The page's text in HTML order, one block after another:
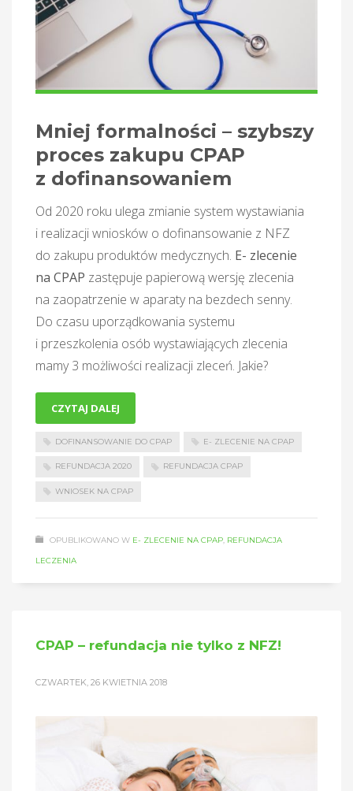
Mniej formalności – szybszy
proces zakupu CPAP
z dofinansowaniem
Od 2020 roku ulega zmianie system wystawiania
i realizacji wniosków o dofinansowanie z NFZ
do zakupu produktów medycznych. E- zlecenie
na CPAP zastępuje papierową wersję zlecenia
na zaopatrzenie w aparaty na bezdech senny.
Do czasu uporządkowania systemu
i przeszkolenia osób wystawiających zlecenia
mamy 3 możliwości realizacji zleceń. Jakie?
DOFINANSOWANIE DO CPAP E- ZLECENIE NA CPAP
REFUNDACJA 2020 REFUNDACJA CPAP
WNIOSEK NA CPAP
CZYTAJ DALEJ
OPUBLIKOWANO W E- ZLECENIE NA CPAP, REFUNDACJA
LECZENIA
CPAP – refundacja nie tylko z NFZ!
CZWARTEK, 26 KWIETNIA 2018